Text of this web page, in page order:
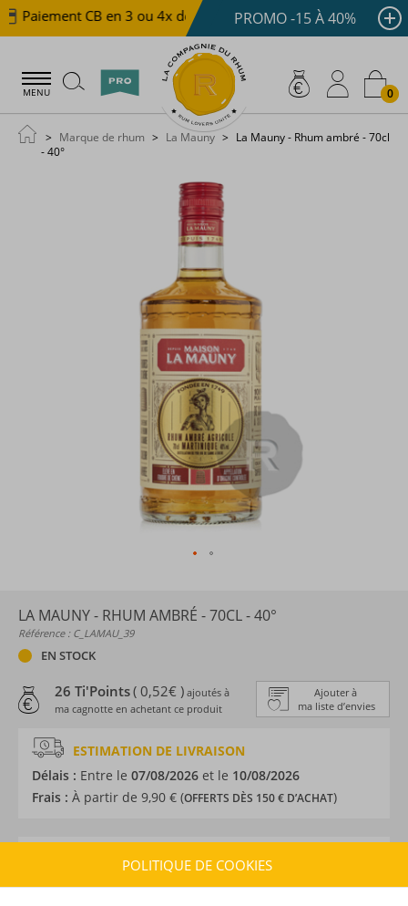
Paiement CB en 3 ou 4x dès 100 € Livraison offerte
PROMO -15 À 40%
MENU 0
Marque de rhum La Mauny
La Mauny - Rhum ambré - 70cl
- 40°
LA MAUNY - RHUM AMBRÉ - 70CL - 40°
Référence : C_LAMAU_39
EN STOCK
Ajouter à
ma liste d’envies
26 Ti'Points( 0,52€ ) ajoutés à
ma cagnotte en achetant ce produit
ESTIMATION DE LIVRAISON
Délais : Entre le 07/08/2026 et le 10/08/2026
Frais : À partir de 9,90 € (OFFERTS DÈS 150 € D’ACHAT)
CARACTÉRISTIQUES DU PRODUIT
Type d’alcool :Rhum agricole
POLITIQUE DE COOKIES